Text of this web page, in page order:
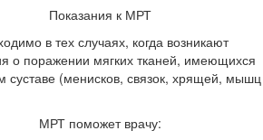
Показания к МРТ
в тех случаях, когда возникают
о поражении мягких тканей, имеющихся
суставе (менисков, связок, хрящей, мышц
МРТ поможет врачу: